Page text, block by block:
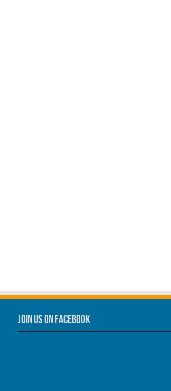
Join us on Facebook